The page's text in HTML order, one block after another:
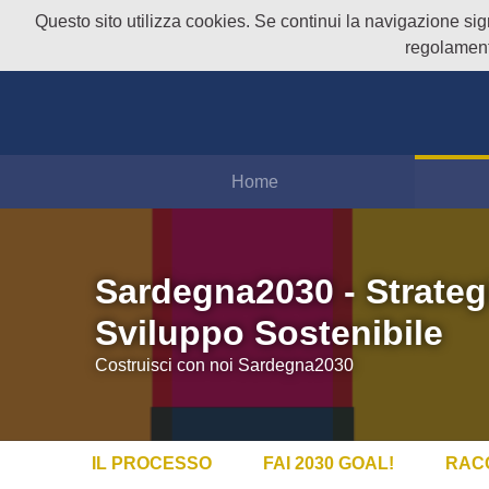
Questo sito utilizza cookies. Se continui la navigazione
Home
Sardegna2030 -
Sviluppo Sostenibile
Costruisci con noi Sardegna2030
IL PROCESSO FAI 2030 GOAL!